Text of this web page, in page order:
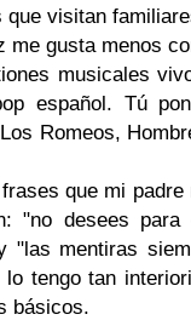
que visitan
me gusta menos
musicales
español. Tú
Romeos,
que mi
"no desees
"las mentiras
lo tengo tan
básicos.